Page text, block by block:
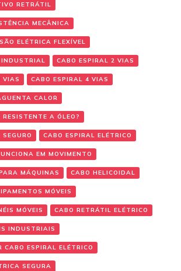
RETRÁTIL
MECÂNICA
ELÉTRICA FLEXÍVEL
INDUSTRIAL CABO ESPIRAL 2 VIAS
VIAS CABO ESPIRAL 4 VIAS
CALOR
RESISTENTE A ÓLEO?
CABO ESPIRAL ELÉTRICO
EM MOVIMENTO
MÁQUINAS CABO HELICOIDAL
MÓVEIS
MÓVEIS CABO RETRÁTIL ELÉTRICO
INDUSTRIAIS
CABO ESPIRAL ELÉTRICO
SEGURA